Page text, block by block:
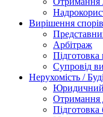
Вирішення спорів
Арбітраж
Підготовка
Супровід
Нерухомість /
Юридичний
Отримання
Підготовка